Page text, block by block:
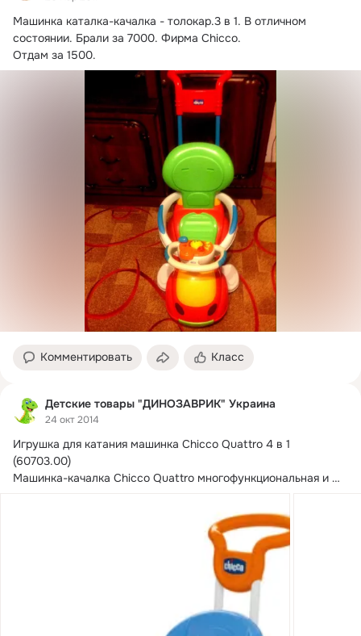
Машинка каталка-качалка - толокар.3 в 1. В отличном
состоянии. Брали за 7000. Фирма Chicco.
Отдам за 1500.
Комментировать Класс
Детские товары "ДИНОЗАВРИК" Украина
24 окт 2014
Игрушка для катания машинка Chicco Quattro 4 в 1
(60703.00)
Машинка-качалка Chicco Quattro многофункциональная и